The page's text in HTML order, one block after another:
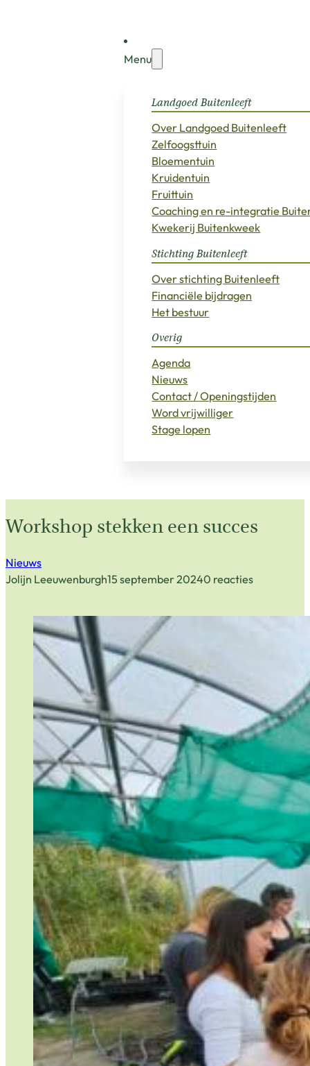
Menu
Landgoed Buitenleeft
Over Landgoed Buitenleeft
Zelfoogsttuin
Bloementuin
Kruidentuin
Fruittuin
Coaching en re-integratie
Kwekerij Buitenkweek
Stichting Buitenleeft
Over stichting Buitenleeft
Financiële bijdragen
Het bestuur
Overig
Agenda
Nieuws
Contact / Openingstijden
Word vrijwilliger
Stage lopen
Workshop stekken een succes
Nieuws
Jolijn Leeuwenburgh15 september 20240 reacties